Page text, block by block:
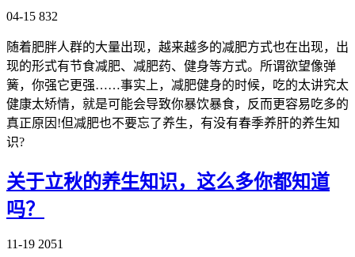
04-15 832
随着肥胖人群的大量出现，越来越多的减肥方式也在出现，出
现的形式有节食减肥、减肥药、健身等方式。所谓欲望像弹
簧，你强它更强……事实上，减肥健身的时候，吃的太讲究太
健康太矫情，就是可能会导致你暴饮暴食，反而更容易吃多的
真正原因!但减肥也不要忘了养生，有没有春季养肝的养生知
识?
关于立秋的养生知识，这么多你都知道
吗？
11-19 2051